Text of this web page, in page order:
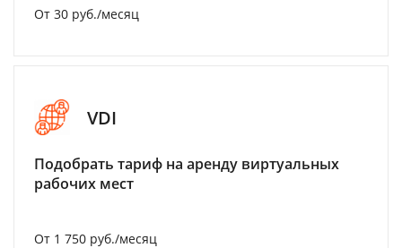
От 30 руб./месяц
VDI
Подобрать тариф на аренду виртуальных
рабочих мест
От 1 750 руб./месяц